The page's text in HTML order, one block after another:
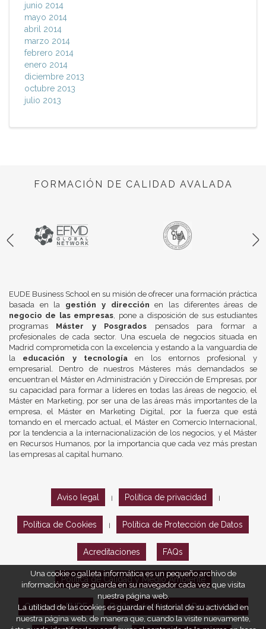
junio 2014
mayo 2014
abril 2014
marzo 2014
febrero 2014
enero 2014
diciembre 2013
octubre 2013
julio 2013
FORMACIÓN DE CALIDAD AVALADA
EUDE Business School en su misión de ofrecer una formación práctica
basada en la gestión y dirección en las diferentes áreas de
negocio de las empresas, pone a disposición de sus estudiantes
programas Máster y Posgrados pensados para formar a
profesionales de cada sector. Una escuela de negocios situada en
Madrid comprometida con la excelencia y estando a la vanguardia de
la educación y tecnologíaen los entornos profesional y
empresarial. Dentro de nuestros Másteres más demandados se
encuentran el Máster en Administración y Dirección de Empresas, por
su capacidad para formar a líderes en todas las áreas de negocio, el
Máster en Marketing, por ser una de las áreas más importantes de la
empresa, el Máster en Marketing Digital, por la fuerza que está
tomando en el mercado actual, el Máster en Comercio Internacional,
por la tendencia a la internacionalización de los negocios, y el Máster
en Recursos Humanos, por la importancia que cada vez más prestan
las empresas al capital humano.
Aviso legal Política de privacidad
Política de Cookies Política de Protección de Datos
Acreditaciones FAQs
Política de Calidad y Medio Ambiente
Opiniones EUDE Política de Marketing Responsable
Una cookie o galleta informática es un pequeño archivo de
información que se guarda en su navegador cada vez que visita
nuestra página web.
La utilidad de las cookies es guardar el historial de su actividad en
nuestra página web, de manera que, cuando la visite nuevamente,